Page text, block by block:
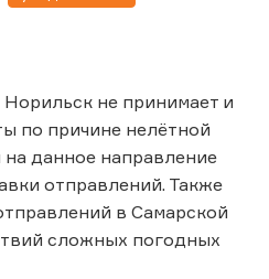
Норильск не принимает и
по причине нелётной
данное направление
отправлений. Также
в Самарской
сложных погодных